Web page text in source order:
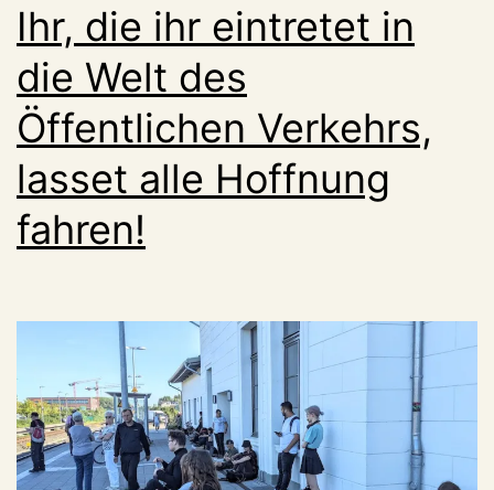
Ihr, die ihr eintretet in
die Welt des
Öffentlichen Verkehrs,
lasset alle Hoffnung
fahren!